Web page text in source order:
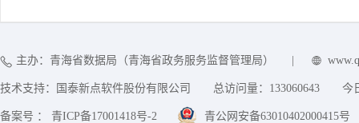
主办：青海省数据局（青海省政务服务监督管理局）
技术支持：国泰新点软件股份有限公司 总访问量： 133060643 今
备案号 ： 青ICP备17001418号-2 青公网安备63010402000415号